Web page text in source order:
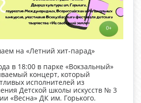
на «Летний хит-парад»
в 18:00 в парке «Вокзальный»
концерт, который
исполнителей из
Детской школы искусств № 3
«Весна» ДК им. Горького.